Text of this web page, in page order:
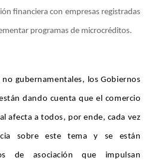
financiera con empresas registradas
programas de microcréditos.
no gubernamentales, los Gobiernos
dando cuenta que el comercio
afecta a todos, por ende, cada vez
sobre este tema y se están
de asociación que impulsan